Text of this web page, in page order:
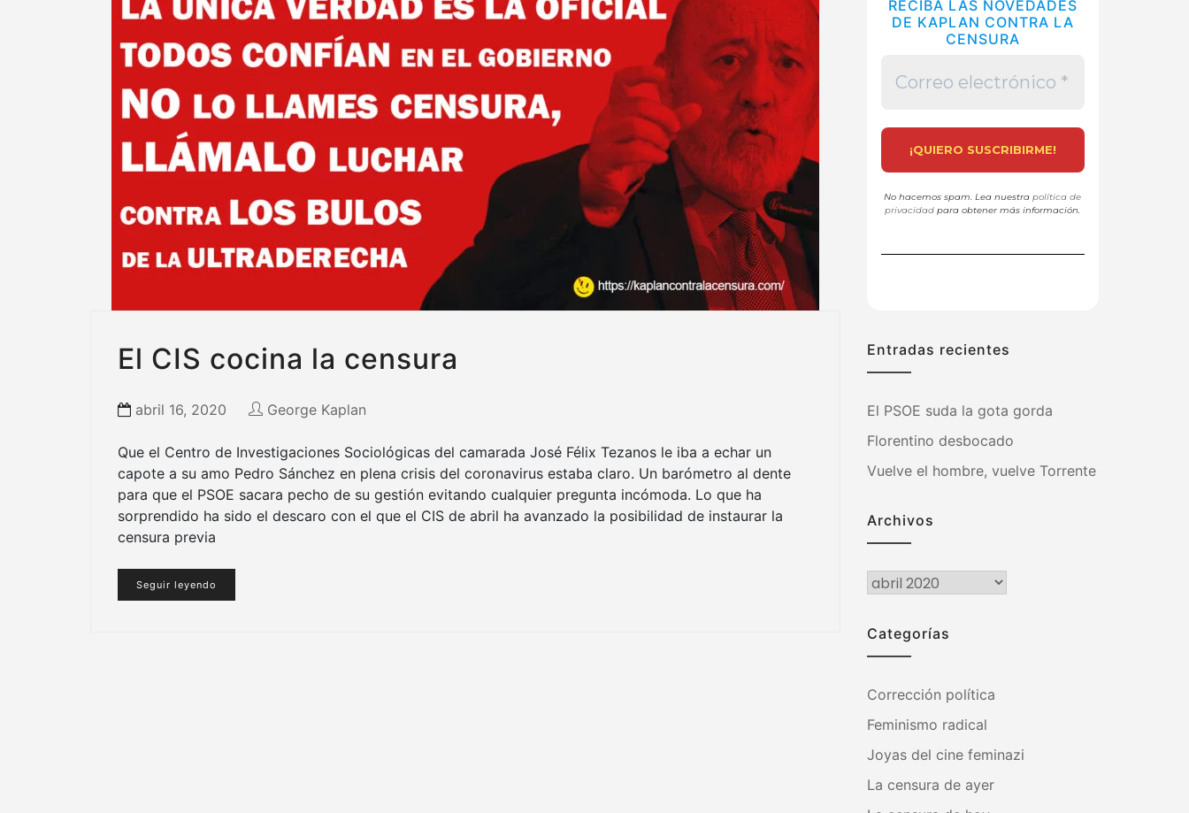
El CIS cocina la censura
abril 16, 2020 George Kaplan
Que el Centro de Investigaciones Sociológicas del camarada José Félix Tezanos le iba a echar un
capote a su amo Pedro Sánchez en plena crisis del coronavirus estaba claro. Un barómetro al dente
para que el PSOE sacara pecho de su gestión evitando cualquier pregunta incómoda. Lo que ha
sorprendido ha sido el descaro con el que el CIS de abril ha avanzado la posibilidad de instaurar la
censura previa
Seguir leyendo
RECIBA LAS NOVEDADES
DE KAPLAN CONTRA LA
CENSURA
No hacemos spam. Lea nuestrapolítica de
privacidad para obtener más información.
Entradas recientes
El PSOE suda la gota gorda
Florentino desbocado
Vuelve el hombre, vuelve Torrente
Archivos
Archivos
Categorías
Corrección política
Feminismo radical
Joyas del cine feminazi
La censura de ayer